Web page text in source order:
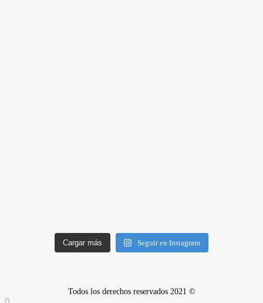
Cargar más Seguir en Instagram
Todos los derechos reservados 2021 ©